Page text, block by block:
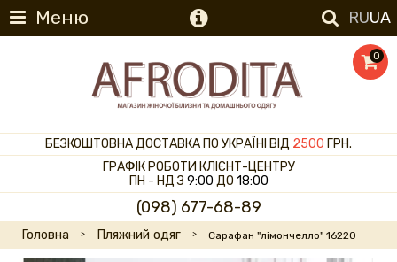
Меню RUUA
0
БЕЗКОШТОВНА ДОСТАВКА ПО УКРАЇНІ ВІД 2500 ГРН.
ГРАФІК РОБОТИ КЛІЄНТ-ЦЕНТРУ
ПН - НД З 9:00 ДО 18:00
(098) 677-68-89
Головна Пляжний одяг Сарафан "лімончелло" 16220